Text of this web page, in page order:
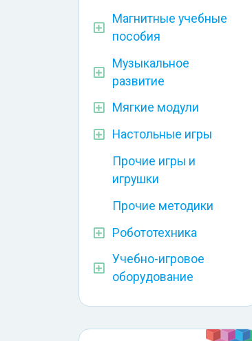
Магнитные учебные
пособия
Музыкальное
развитие
Мягкие модули
Настольные игры
Прочие игры и
игрушки
Прочие методики
Робототехника
Учебно-игровое
оборудование